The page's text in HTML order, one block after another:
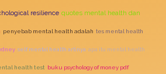
resilience quotes mental health dan
penyebab mental health adalah tes mental health
self mental health artinya apa itu mental health
health test buku psychology of money pdf